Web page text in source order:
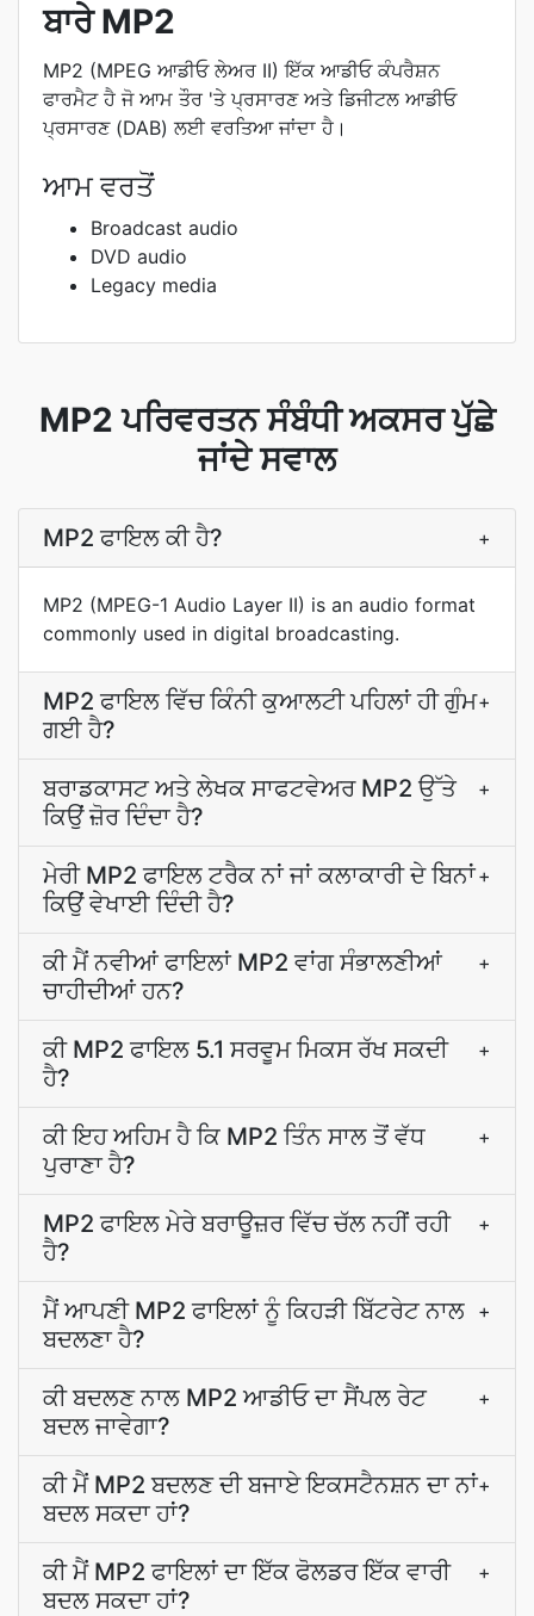
ਬਾਰੇ MP2
MP2 (MPEG ਆਡੀਓ ਲੇਅਰ II) ਇੱਕ ਆਡੀਓ ਕੰਪਰੈਸ਼ਨ
ਫਾਰਮੈਟ ਹੈ ਜੋ ਆਮ ਤੌਰ 'ਤੇ ਪ੍ਰਸਾਰਣ ਅਤੇ ਡਿਜੀਟਲ ਆਡੀਓ
ਪ੍ਰਸਾਰਣ (DAB) ਲਈ ਵਰਤਿਆ ਜਾਂਦਾ ਹੈ।
ਆਮ ਵਰਤੋਂ
Broadcast audio
DVD audio
Legacy media
MP2 ਪਰਿਵਰਤਨ ਸੰਬੰਧੀ ਅਕਸਰ ਪੁੱਛੇ
ਜਾਂਦੇ ਸਵਾਲ
MP2 ਫਾਇਲ ਕੀ ਹੈ? +
MP2 (MPEG-1 Audio Layer II) is an audio format
commonly used in digital broadcasting.
MP2 ਫਾਇਲ ਵਿੱਚ ਕਿੰਨੀ ਕੁਆਲਟੀ ਪਹਿਲਾਂ ਹੀ ਗੁੰਮ
ਗਈ ਹੈ?
+
ਬਰਾਡਕਾਸਟ ਅਤੇ ਲੇਖਕ ਸਾਫਟਵੇਅਰ MP2 ਉੱਤੇ
ਕਿਉਂ ਜ਼ੋਰ ਦਿੰਦਾ ਹੈ?
+
ਮੇਰੀ MP2 ਫਾਇਲ ਟਰੈਕ ਨਾਂ ਜਾਂ ਕਲਾਕਾਰੀ ਦੇ ਬਿਨਾਂ
ਕਿਉਂ ਵੇਖਾਈ ਦਿੰਦੀ ਹੈ?
+
ਕੀ ਮੈਂ ਨਵੀਆਂ ਫਾਇਲਾਂ MP2 ਵਾਂਗ ਸੰਭਾਲਣੀਆਂ
ਚਾਹੀਦੀਆਂ ਹਨ?
+
ਕੀ MP2 ਫਾਇਲ 5.1 ਸਰਵੂਮ ਮਿਕਸ ਰੱਖ ਸਕਦੀ
ਹੈ?
+
ਕੀ ਇਹ ਅਹਿਮ ਹੈ ਕਿ MP2 ਤਿੰਨ ਸਾਲ ਤੋਂ ਵੱਧ
ਪੁਰਾਣਾ ਹੈ?
+
MP2 ਫਾਇਲ ਮੇਰੇ ਬਰਾਊਜ਼ਰ ਵਿੱਚ ਚੱਲ ਨਹੀਂ ਰਹੀ
ਹੈ?
+
ਮੈਂ ਆਪਣੀ MP2 ਫਾਇਲਾਂ ਨੂੰ ਕਿਹੜੀ ਬਿੱਟਰੇਟ ਨਾਲ
ਬਦਲਣਾ ਹੈ?
+
ਕੀ ਬਦਲਣ ਨਾਲ MP2 ਆਡੀਓ ਦਾ ਸੈਂਪਲ ਰੇਟ
ਬਦਲ ਜਾਵੇਗਾ?
+
ਕੀ ਮੈਂ MP2 ਬਦਲਣ ਦੀ ਬਜਾਏ ਇਕਸਟੈਨਸ਼ਨ ਦਾ ਨਾਂ
ਬਦਲ ਸਕਦਾ ਹਾਂ?
+
ਕੀ ਮੈਂ MP2 ਫਾਇਲਾਂ ਦਾ ਇੱਕ ਫੋਲਡਰ ਇੱਕ ਵਾਰੀ
ਬਦਲ ਸਕਦਾ ਹਾਂ?
+